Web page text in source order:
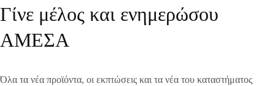
Γίνε μέλος και ενημερώσου
ΑΜΕΣΑ
Όλα τα νέα προϊόντα, οι εκπτώσεις και τα νέα του καταστήματος